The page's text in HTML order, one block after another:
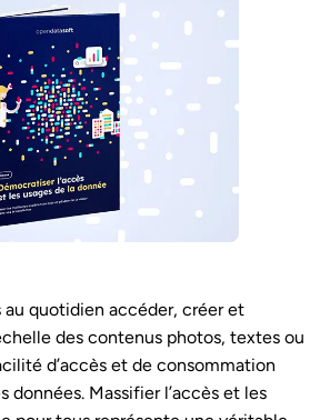
au quotidien accéder, créer et
des contenus photos, textes ou
d’accès et de consommation
données. Massifier l’accès et les